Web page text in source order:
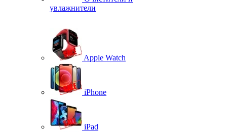
увлажнители
Apple Watch
iPhone
iPad